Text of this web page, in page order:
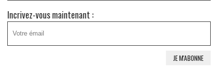
Incrivez-vous maintenant :